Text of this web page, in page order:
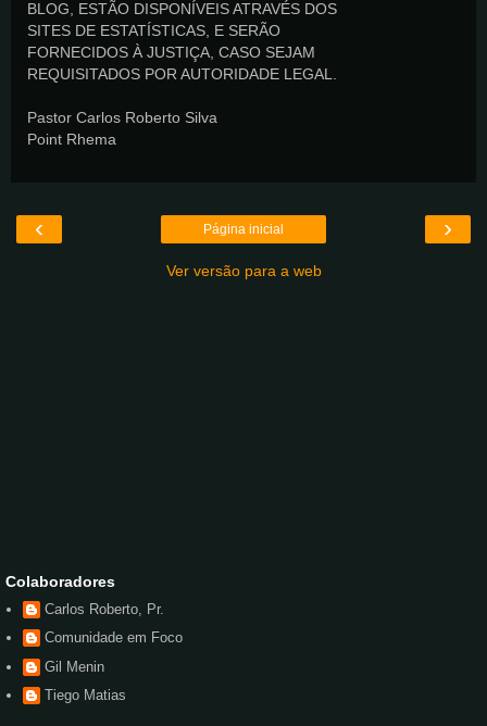
BLOG, ESTÃO DISPONÍVEIS ATRAVÉS DOS
SITES DE ESTATÍSTICAS, E SERÃO
FORNECIDOS À JUSTIÇA, CASO SEJAM
REQUISITADOS POR AUTORIDADE LEGAL.
Pastor Carlos Roberto Silva
Point Rhema
‹ ›
Página inicial
Ver versão para a web
Colaboradores
Carlos Roberto, Pr.
Comunidade em Foco
Gil Menin
Tiego Matias